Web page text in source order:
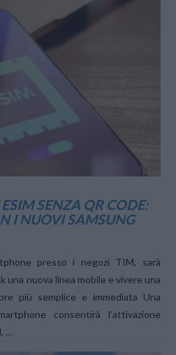
POST
SENZA QR CODE:
I NUOVI SAMSUNG
presso i negozi TIM, sarà
una nuova linea mobile e vivere una
più semplice e immediata Una
consentirà l’attivazione
…